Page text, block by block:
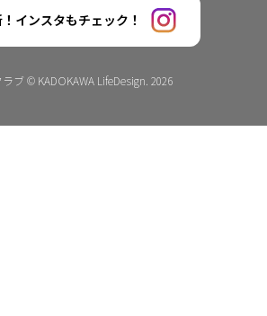
インスタもチェック！
ブ © KADOKAWA LifeDesign. 2026